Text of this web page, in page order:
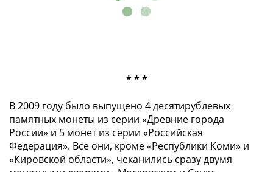
* * *
В 2009 году было выпущено 4 десятирублевых
памятных монеты из серии «Древние города
России» и 5 монет из серии «Российская
Федерация». Все они, кроме «Республики Коми» и
«Кировской области», чеканились сразу двумя